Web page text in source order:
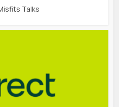
Talks